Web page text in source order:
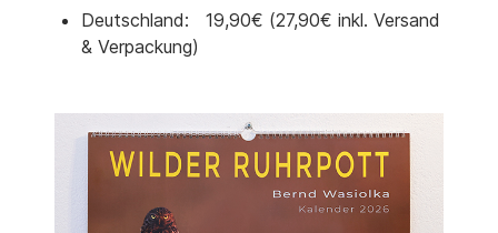
Deutschland: 19,90€ (27,90€ inkl. Versand
& Verpackung)